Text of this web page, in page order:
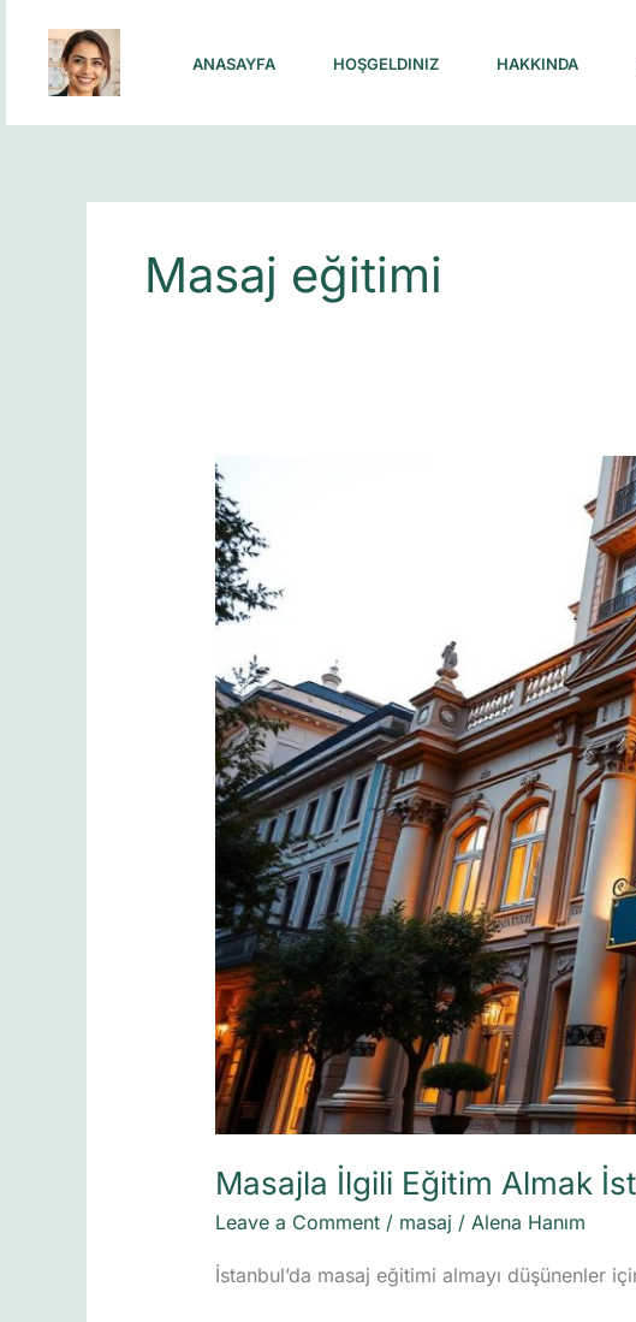
content
ANASAYFA HOŞGELDINIZ HAKKINDA
Masaj eğitimi
Masajla İlgili Eğitim Almak
Leave a Comment / masaj / Alena Hanım
İstanbul’da masaj eğitimi almayı düşünenler
Masajla
İlgili
Eğitim
Almak
İsteyenler
İçin
İstanbul’daki
En
İyi
5
Akademi